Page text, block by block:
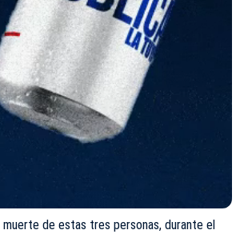
muerte de estas tres personas, durante el